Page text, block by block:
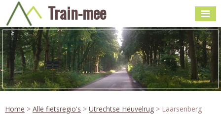
Train-mee
Home > Alle fietsregio's > Utrechtse Heuvelrug > Laarsenberg